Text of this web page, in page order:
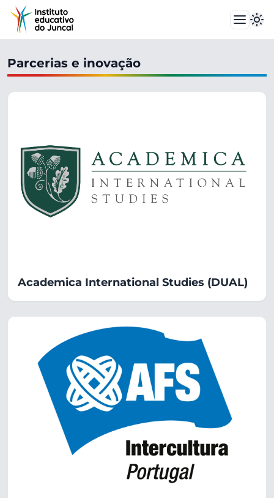
Parcerias e inovação
Academica International Studies (DUAL)